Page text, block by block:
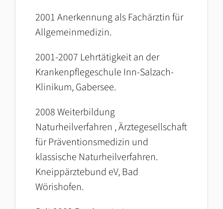
2001 Anerkennung als Fachärztin für
Allgemeinmedizin.
2001-2007 Lehrtätigkeit an der
Krankenpflegeschule Inn-Salzach-
Klinikum, Gabersee.
2008 Weiterbildung
Naturheilverfahren , Ärztegesellschaft
für Präventionsmedizin und
klassische Naturheilverfahren.
Kneippärztebund eV, Bad
Wörishofen.